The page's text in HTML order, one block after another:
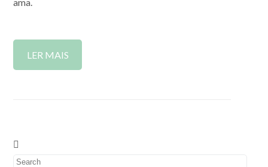
LER MAIS